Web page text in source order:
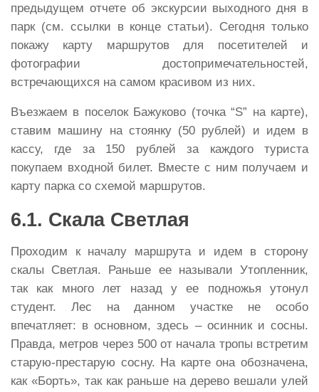
предыдущем отчете об экскурсии выходного дня в
парк (см. ссылки в конце статьи). Сегодня только
покажу карту маршрутов для посетителей и
фотографии достопримечательностей,
встречающихся на самом красивом из них.
Въезжаем в поселок Бажуково (точка “S” на карте),
ставим машину на стоянку (50 рублей) и идем в
кассу, где за 150 рублей за каждого туриста
покупаем входной билет. Вместе с ним получаем и
карту парка со схемой маршрутов.
6.1. Скала Светлая
Проходим к началу маршрута и идем в сторону
скалы Светлая. Раньше ее называли Утопленник,
так как много лет назад у ее подножья утонул
студент. Лес на данном участке не особо
впечатляет: в основном, здесь – осинник и сосны.
Правда, метров через 500 от начала тропы встретим
старую-престарую сосну. На карте она обозначена,
как «Борть», так как раньше на дерево вешали улей